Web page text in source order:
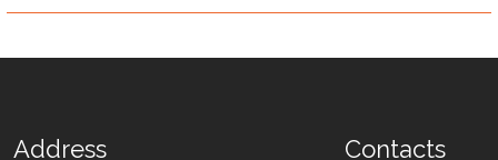
Address Contacts